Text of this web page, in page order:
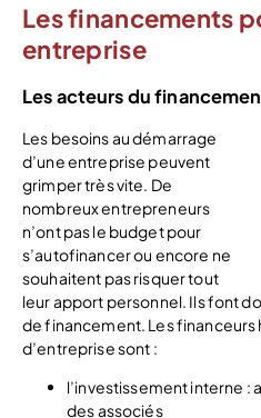
Les financements
entreprise
Les acteurs du
Les besoins au démarrage
d’une entreprise peuvent
grimper très vite. De
nombreux entrepreneurs
n’ont pas le budget pour
s’autofinancer ou encore ne
souhaitent pas risquer tout
leur apport personnel. Ils font
de financement. Les financeurs
d’entreprise sont :
l’investissement interne
des associés